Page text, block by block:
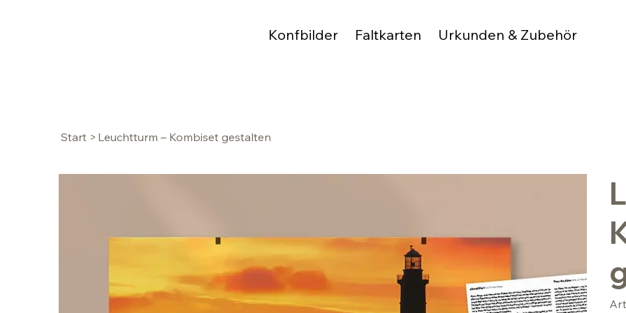
Konfbilder Faltkarten Urkunden & Zubehör
Start > Leuchtturm – Kombiset gestalten